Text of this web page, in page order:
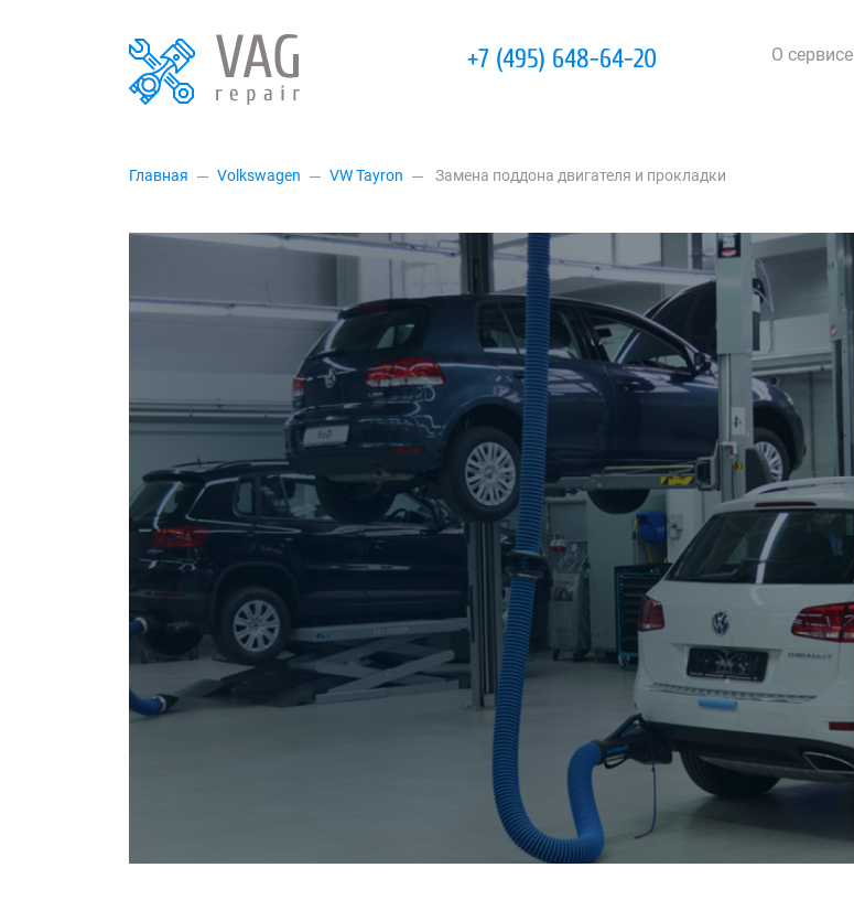
+7 (495) 648-64-20 О сервисе
Главная Volkswagen VW Tayron Замена поддона двигателя и прокладки